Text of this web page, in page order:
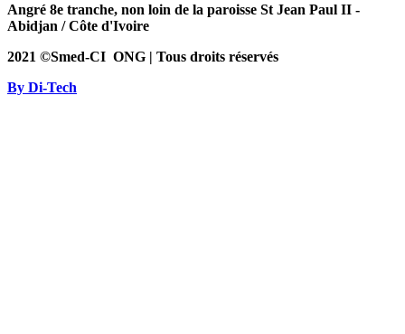
Angré 8e tranche, non loin de la paroisse St Jean Paul II -
Abidjan / Côte d'Ivoire
2021 ©Smed-CI ONG | Tous droits réservés
By Di-Tech